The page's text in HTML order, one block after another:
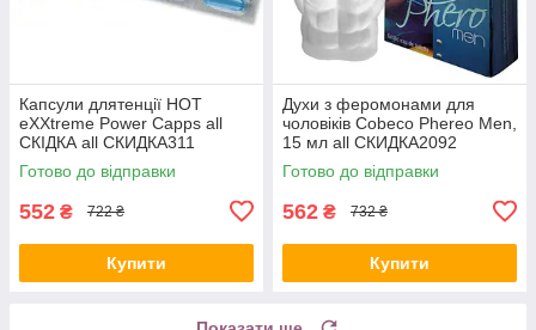
Капсули длятенції HOT
eXXtreme Power Capps all
СКІДКА all СКИДКА311
Готово до відправки
552 ₴ 722 ₴
Купити
Духи з феромонами для
чоловіків Cobeco Phereo Men,
15 мл all СКИДКА2092
Готово до відправки
562 ₴ 732 ₴
Купити